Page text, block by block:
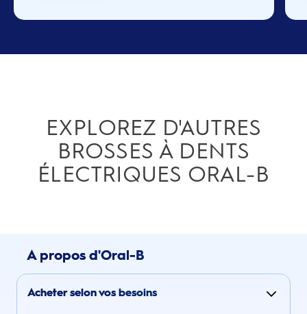
EXPLOREZ D'AUTRES
BROSSES À DENTS
ÉLECTRIQUES ORAL-B
A propos d'Oral-B
Acheter selon vos besoins